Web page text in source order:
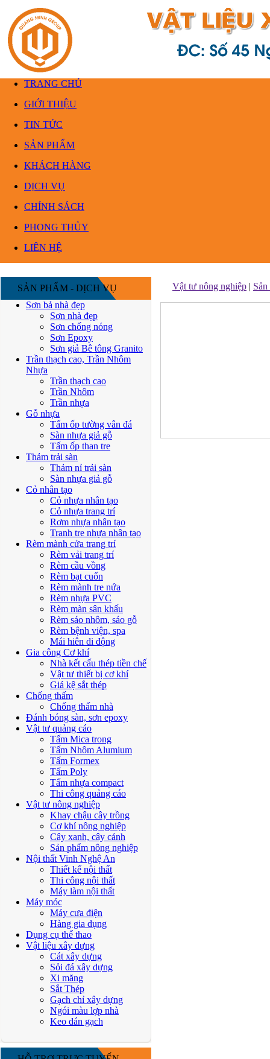
TRANG CHỦ
GIỚI THIỆU
TIN TỨC
SẢN PHẨM
KHÁCH HÀNG
DỊCH VỤ
CHÍNH SÁCH
PHONG THỦY
LIÊN HỆ
SẢN PHẨM - DỊCH VỤ
Sơn bả nhà đẹp
Sơn nhà đẹp
Sơn chống nóng
Sơn Epoxy
Sơn giả Bê tông Granito
Trần thạch cao, Trần Nhôm
Nhựa
Trần thạch cao
Trần Nhôm
Trần nhựa
Gỗ nhựa
Tấm ốp tường vân đá
Sàn nhựa giả gỗ
Tấm ốp than tre
Thảm trải sàn
Thảm nỉ trải sàn
Sàn nhựa giả gỗ
Cỏ nhân tạo
Cỏ nhựa nhân tạo
Cỏ nhựa trang trí
Rơm nhựa nhân tạo
Tranh tre nhựa nhân tạo
Rèm mành cửa trang trí
Rèm vải trang trí
Rèm cầu vồng
Rèm bạt cuốn
Rèm mành tre nứa
Rèm nhựa PVC
Rèm màn sân khấu
Rèm sáo nhôm, sáo gỗ
Rèm bệnh viện, spa
Mái hiên di động
Gia công Cơ khí
Nhà kết cấu thép tiền chế
Vật tư thiết bị cơ khí
Giá kệ sắt thép
Chống thấm
Chống thấm nhà
Đánh bóng sàn, sơn epoxy
Vật tư quảng cáo
Tấm Mica trong
Tấm Nhôm Alumium
Tấm Formex
Tấm Poly
Tấm nhựa compact
Thi công quảng cáo
Vật tư nông nghiệp
Khay chậu cây trồng
Cơ khí nông nghiệp
Cây xanh, cây cảnh
Sản phẩm nông nghiệp
Nội thất Vinh Nghệ An
Thiết kế nội thất
Thi công nội thất
Máy làm nội thất
Máy móc
Máy cưa điện
Hàng gia dụng
Dụng cụ thể thao
Vật liệu xây dựng
Cát xây dựng
Sỏi đá xây dựng
Xi măng
Sắt Thép
Gạch chỉ xây dựng
Ngói màu lợp nhà
Keo dán gạch
Vật tư nông nghiệp |